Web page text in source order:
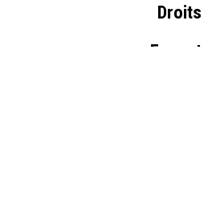
Droits
Format